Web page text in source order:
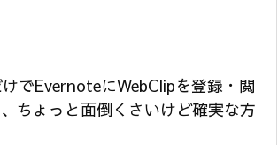
でEvernoteにWebClipを登録・閲
ちょっと面倒くさいけど確実な方